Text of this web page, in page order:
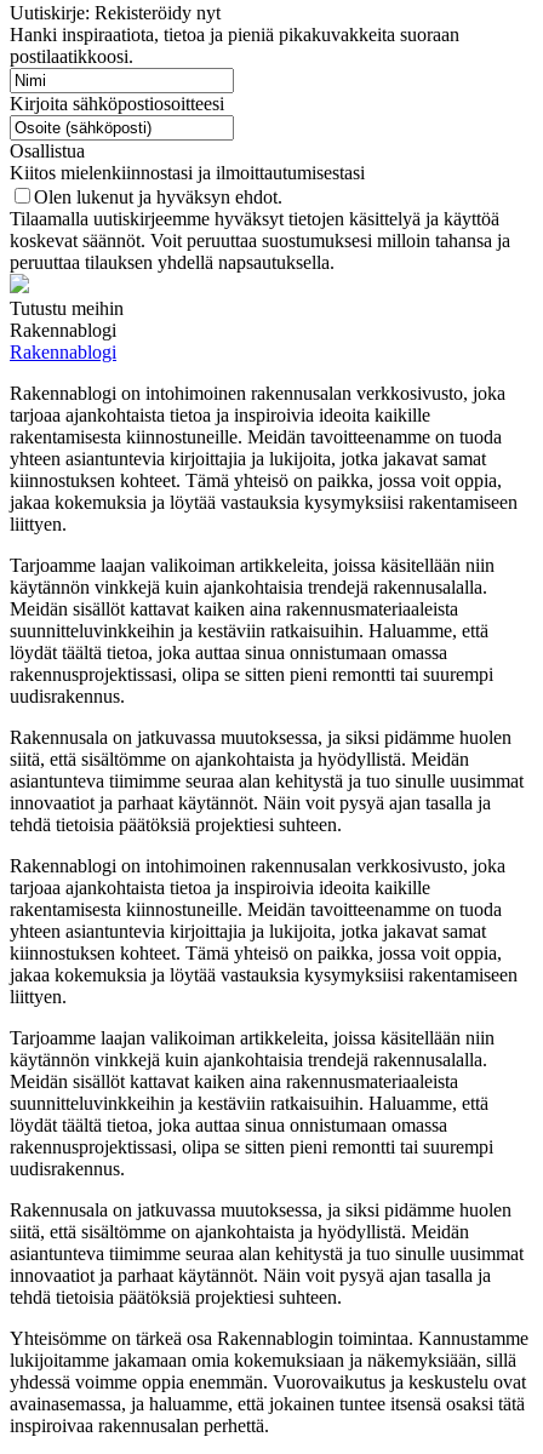
Uutiskirje: Rekisteröidy nyt
Hanki inspiraatiota, tietoa ja pieniä pikakuvakkeita suoraan
postilaatikkoosi.
Kirjoita sähköpostiosoitteesi
Osallistua
Kiitos mielenkiinnostasi ja ilmoittautumisestasi
Olen lukenut ja hyväksyn ehdot.
Tilaamalla uutiskirjeemme hyväksyt tietojen käsittelyä ja käyttöä
koskevat säännöt. Voit peruuttaa suostumuksesi milloin tahansa ja
peruuttaa tilauksen yhdellä napsautuksella.
Tutustu meihin
Rakennablogi
Rakennablogi
Rakennablogi on intohimoinen rakennusalan verkkosivusto, joka
tarjoaa ajankohtaista tietoa ja inspiroivia ideoita kaikille
rakentamisesta kiinnostuneille. Meidän tavoitteenamme on tuoda
yhteen asiantuntevia kirjoittajia ja lukijoita, jotka jakavat samat
kiinnostuksen kohteet. Tämä yhteisö on paikka, jossa voit oppia,
jakaa kokemuksia ja löytää vastauksia kysymyksiisi rakentamiseen
liittyen.
Tarjoamme laajan valikoiman artikkeleita, joissa käsitellään niin
käytännön vinkkejä kuin ajankohtaisia trendejä rakennusalalla.
Meidän sisällöt kattavat kaiken aina rakennusmateriaaleista
suunnitteluvinkkeihin ja kestäviin ratkaisuihin. Haluamme, että
löydät täältä tietoa, joka auttaa sinua onnistumaan omassa
rakennusprojektissasi, olipa se sitten pieni remontti tai suurempi
uudisrakennus.
Rakennusala on jatkuvassa muutoksessa, ja siksi pidämme huolen
siitä, että sisältömme on ajankohtaista ja hyödyllistä. Meidän
asiantunteva tiimimme seuraa alan kehitystä ja tuo sinulle uusimmat
innovaatiot ja parhaat käytännöt. Näin voit pysyä ajan tasalla ja
tehdä tietoisia päätöksiä projektiesi suhteen.
Rakennablogi on intohimoinen rakennusalan verkkosivusto, joka
tarjoaa ajankohtaista tietoa ja inspiroivia ideoita kaikille
rakentamisesta kiinnostuneille. Meidän tavoitteenamme on tuoda
yhteen asiantuntevia kirjoittajia ja lukijoita, jotka jakavat samat
kiinnostuksen kohteet. Tämä yhteisö on paikka, jossa voit oppia,
jakaa kokemuksia ja löytää vastauksia kysymyksiisi rakentamiseen
liittyen.
Tarjoamme laajan valikoiman artikkeleita, joissa käsitellään niin
käytännön vinkkejä kuin ajankohtaisia trendejä rakennusalalla.
Meidän sisällöt kattavat kaiken aina rakennusmateriaaleista
suunnitteluvinkkeihin ja kestäviin ratkaisuihin. Haluamme, että
löydät täältä tietoa, joka auttaa sinua onnistumaan omassa
rakennusprojektissasi, olipa se sitten pieni remontti tai suurempi
uudisrakennus.
Rakennusala on jatkuvassa muutoksessa, ja siksi pidämme huolen
siitä, että sisältömme on ajankohtaista ja hyödyllistä. Meidän
asiantunteva tiimimme seuraa alan kehitystä ja tuo sinulle uusimmat
innovaatiot ja parhaat käytännöt. Näin voit pysyä ajan tasalla ja
tehdä tietoisia päätöksiä projektiesi suhteen.
Yhteisömme on tärkeä osa Rakennablogin toimintaa. Kannustamme
lukijoitamme jakamaan omia kokemuksiaan ja näkemyksiään, sillä
yhdessä voimme oppia enemmän. Vuorovaikutus ja keskustelu ovat
avainasemassa, ja haluamme, että jokainen tuntee itsensä osaksi tätä
inspiroivaa rakennusalan perhettä.